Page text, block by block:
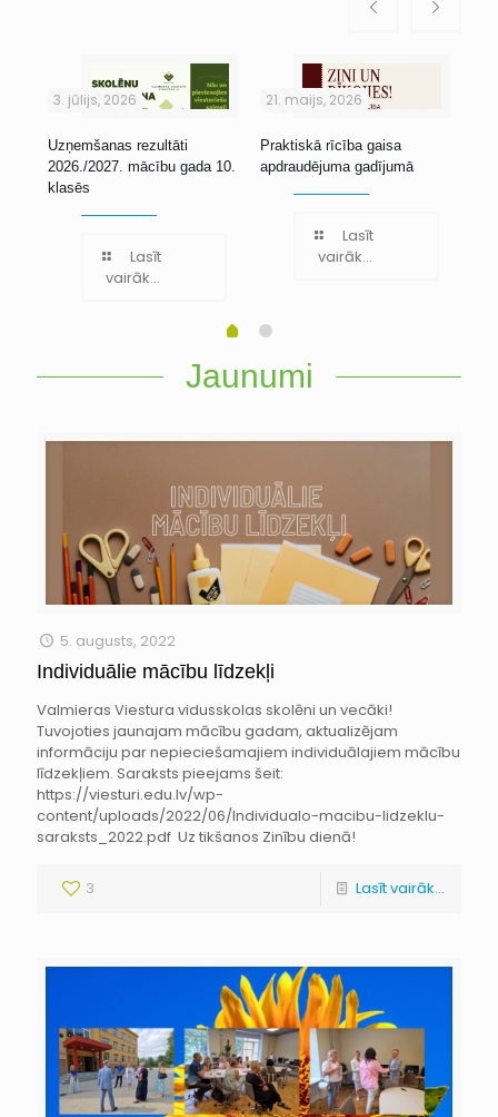
3. jūlijs, 2026
Uzņemšanas rezultāti
2026./2027. mācību gada 10.
klasēs
Lasīt
vairāk...
21. maijs, 2026
Praktiskā rīcība gaisa
apdraudējuma gadījumā
Lasīt
vairāk...
Jaunumi
5. augusts, 2022
Individuālie mācību līdzekļi
Valmieras Viestura vidusskolas skolēni un vecāki!
Tuvojoties jaunajam mācību gadam, aktualizējam
informāciju par nepieciešamajiem individuālajiem mācību
līdzekļiem. Saraksts pieejams šeit:
https://viesturi.edu.lv/wp-
content/uploads/2022/06/Individualo-macibu-lidzeklu-
saraksts_2022.pdf Uz tikšanos Zinību dienā!
3 Lasīt vairāk...